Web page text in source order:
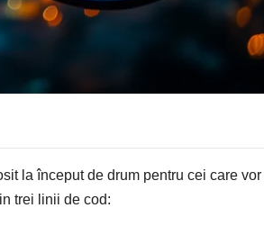
la început de drum pentru cei care vor
trei linii de cod: